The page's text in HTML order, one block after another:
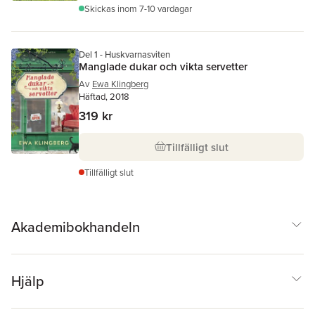
Skickas inom 7-10 vardagar
Del 1 - Huskvarnasviten
Manglade dukar och vikta servetter
Av Ewa Klingberg
Häftad, 2018
319 kr
Tillfälligt slut
Tillfälligt slut
Akademibokhandeln
Hjälp